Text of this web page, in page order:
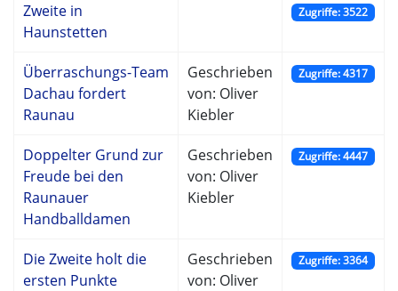
Zweite in
Haunstetten
Zugriffe: 3522
Überraschungs-Team
Dachau fordert
Raunau
Geschrieben
von: Oliver
Kiebler
Zugriffe: 4317
Doppelter Grund zur
Freude bei den
Raunauer
Handballdamen
Geschrieben
von: Oliver
Kiebler
Zugriffe: 4447
Die Zweite holt die
ersten Punkte
Geschrieben
von: Oliver
Zugriffe: 3364